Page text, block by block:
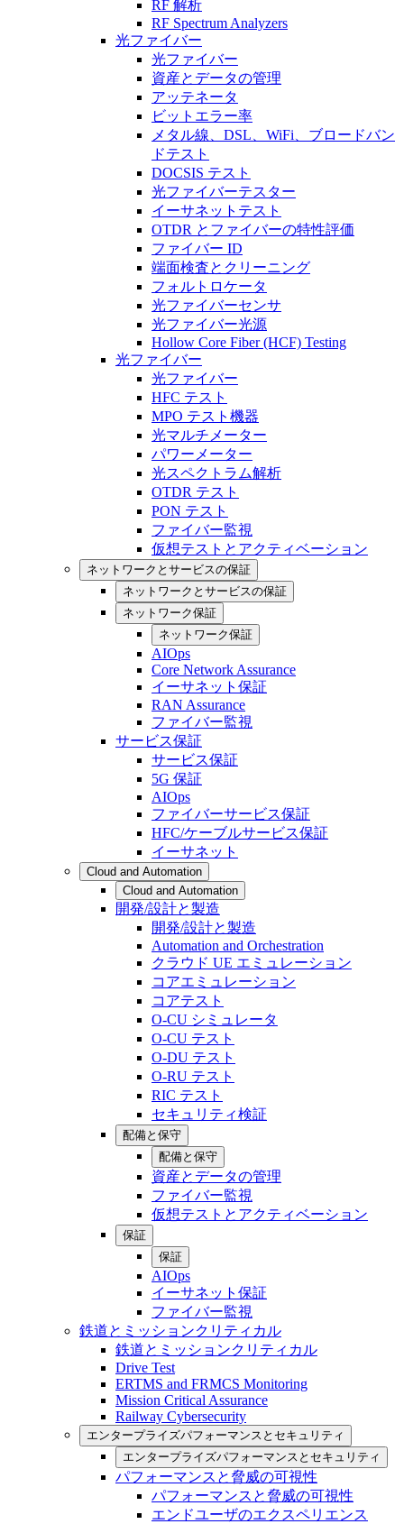
RF 解析
RF Spectrum Analyzers
光ファイバー
光ファイバー
資産とデータの管理
アッテネータ
ビットエラー率
メタル線、DSL、WiFi、ブロードバン
ドテスト
DOCSIS テスト
光ファイバーテスター
イーサネットテスト
OTDR とファイバーの特性評価
ファイバー ID
端面検査とクリーニング
フォルトロケータ
光ファイバーセンサ
光ファイバー光源
Hollow Core Fiber (HCF) Testing
光ファイバー
光ファイバー
HFC テスト
MPO テスト機器
光マルチメーター
パワーメーター
光スペクトラム解析
OTDR テスト
PON テスト
ファイバー監視
仮想テストとアクティベーション
ネットワークとサービスの保証
ネットワークとサービスの保証
ネットワーク保証
ネットワーク保証
AIOps
Core Network Assurance
イーサネット保証
RAN Assurance
ファイバー監視
サービス保証
サービス保証
5G 保証
AIOps
ファイバーサービス保証
HFC/ケーブルサービス保証
イーサネット
Cloud and Automation
Cloud and Automation
開発/設計と製造
開発/設計と製造
Automation and Orchestration
クラウド UE エミュレーション
コアエミュレーション
コアテスト
O-CU シミュレータ
O-CU テスト
O-DU テスト
O-RU テスト
RIC テスト
セキュリティ検証
配備と保守
配備と保守
資産とデータの管理
ファイバー監視
仮想テストとアクティベーション
保証
保証
AIOps
イーサネット保証
ファイバー監視
鉄道とミッションクリティカル
鉄道とミッションクリティカル
Drive Test
ERTMS and FRMCS Monitoring
Mission Critical Assurance
Railway Cybersecurity
エンタープライズパフォーマンスとセキュリティ
エンタープライズパフォーマンスとセキュリティ
パフォーマンスと脅威の可視性
パフォーマンスと脅威の可視性
エンドユーザのエクスペリエンス